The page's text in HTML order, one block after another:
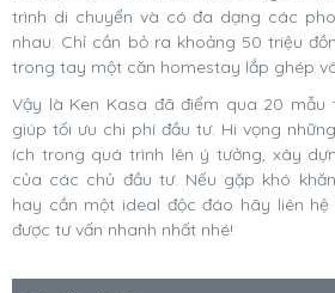
trình di chuyển và có đa dạng các
nhau. Chỉ cần bỏ ra khoảng 50 triệu
trong tay một căn homestay lắp ghép
Vậy là Ken Kasa đã điểm qua 20 mẫu
giúp tối ưu chi phí đầu tư. Hi vọng
ích trong quá trình lên ý tưởng, xây
của các chủ đầu tư. Nếu gặp khó
hay cần một ideal độc đáo hãy liên hệ
được tư vấn nhanh nhất nhé!